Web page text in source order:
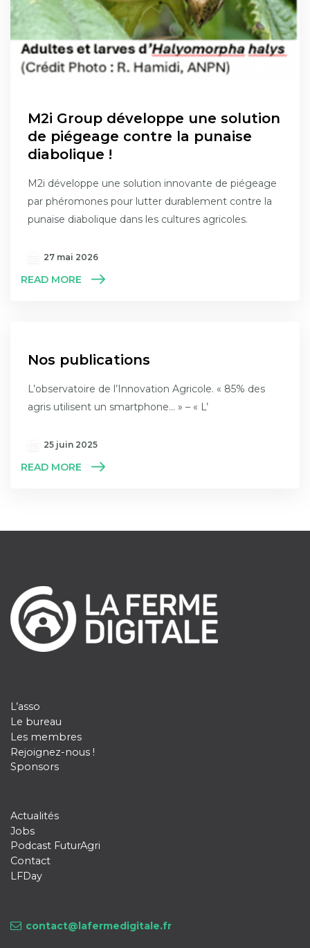
M2i Group développe une solution
de piégeage contre la punaise
diabolique !
M2i développe une solution innovante de piégeage
par phéromones pour lutter durablement contre la
punaise diabolique dans les cultures agricoles.
27 mai 2026
READ MORE
Nos publications
L’observatoire de l’Innovation Agricole. « 85% des
agris utilisent un smartphone… » – « L’
25 juin 2025
READ MORE
L’asso
Le bureau
Les membres
Rejoignez-nous !
Sponsors
Actualités
Jobs
Podcast FuturAgri
Contact
LFDay
contact@lafermedigitale.fr